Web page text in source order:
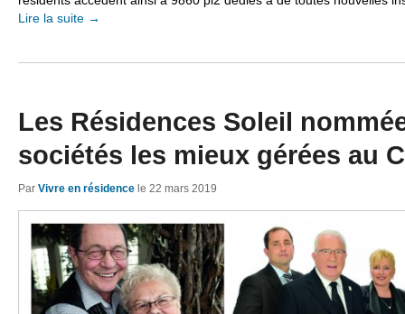
Lire la suite →
Les Résidences Soleil
sociétés les mieux gérées au
Par Vivre en résidence le 22 mars 2019